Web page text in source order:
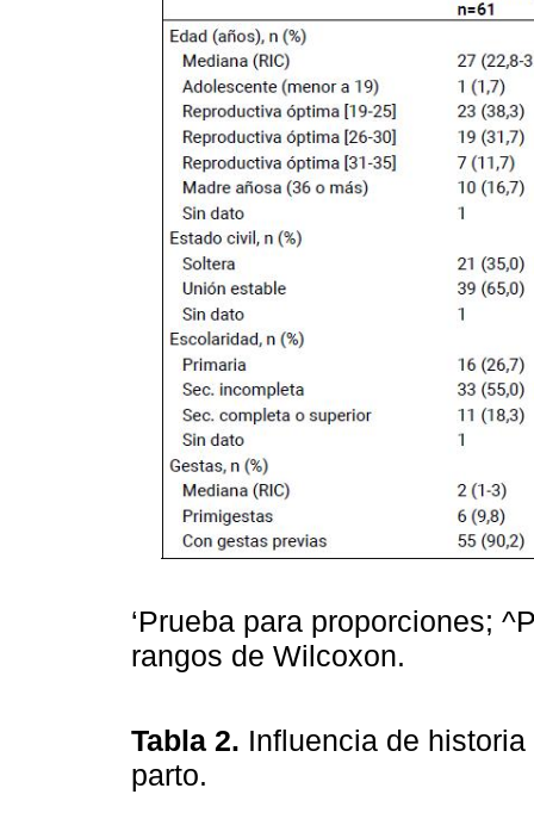
‘Prueba para proporciones;
rangos de Wilcoxon.
Tabla 2. Influencia de
parto.